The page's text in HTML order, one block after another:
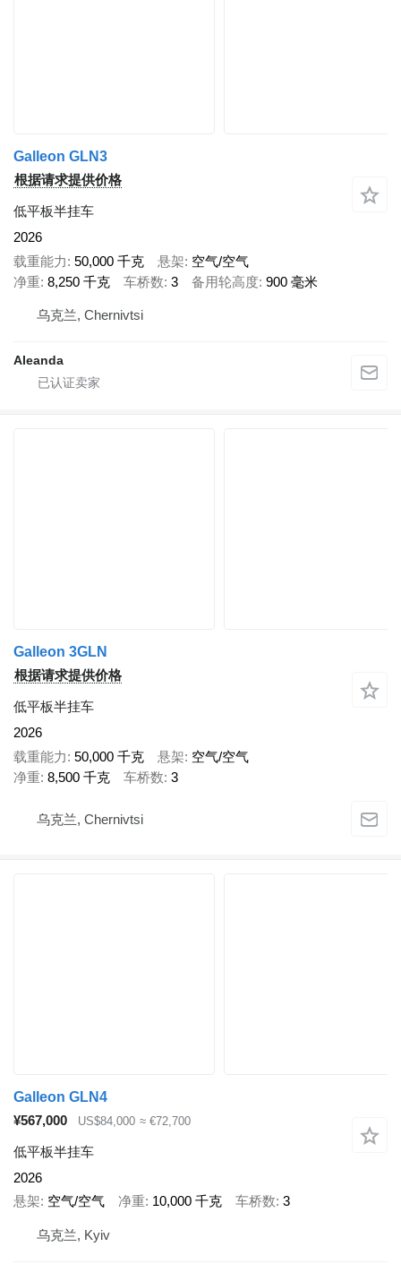
Galleon GLN3
根据请求提供价格
低平板半挂车
2026
载重能力 50,000 千克 悬架 空气/空气
净重 8,250 千克 车桥数 3 备用轮高度 900 毫米
乌克兰, Chernivtsi
Aleanda
Galleon 3GLN
根据请求提供价格
低平板半挂车
2026
载重能力 50,000 千克 悬架 空气/空气
净重 8,500 千克 车桥数 3
乌克兰, Chernivtsi
Galleon GLN4
¥567,000
US$84,000 ≈ €72,700
低平板半挂车
2026
悬架 空气/空气 净重 10,000 千克 车桥数 3
乌克兰, Kyiv